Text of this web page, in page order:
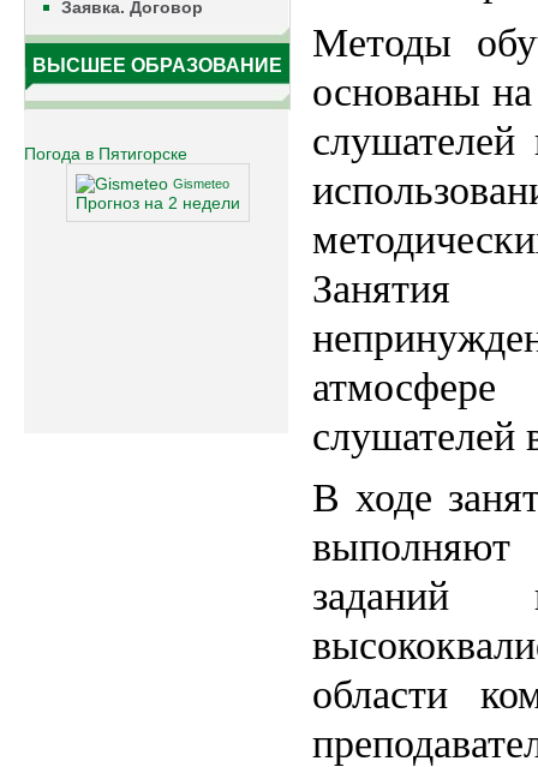
Заявка. Договор
ВЫСШЕЕ ОБРАЗОВАНИЕ
Погода в Пятигорске
Gismeteo
Прогноз на 2 недели
Методы
основаны
слушателей
В ходе
заданий
области